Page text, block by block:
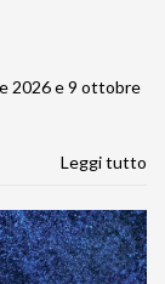
2026 e 9 ottobre
Leggi tutto